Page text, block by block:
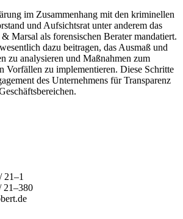
im Zusammenhang mit den kriminellen
und Aufsichtsrat unter anderem das
Marsal als forensischen Berater mandatiert.
dazu beitragen, das Ausmaß und
zu analysieren und Maßnahmen zum
Vorfällen zu implementieren. Diese Schritte
des Unternehmens für Transparenz
21–1
21–380